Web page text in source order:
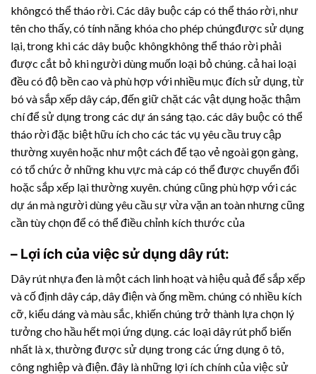
khôngcó thể tháo rời. Các dây buộc cáp có thể tháo rời, như
tên cho thấy, có tính năng khóa cho phép chúngđược sử dụng
lại, trong khi các dây buộc khôngkhông thể tháo rời phải
được cắt bỏ khi người dùng muốn loại bỏ chúng. cả hai loại
đều có độ bền cao và phù hợp với nhiều mục đích sử dụng, từ
bó và sắp xếp dây cáp, đến giữ chặt các vật dụng hoặc thậm
chí để sử dụng trong các dự án sáng tạo. các dây buộc có thể
tháo rời đặc biệt hữu ích cho các tác vụ yêu cầu truy cập
thường xuyên hoặc như một cách để tạo vẻ ngoài gọn gàng,
có tổ chức ở những khu vực mà cáp có thể được chuyển đổi
hoặc sắp xếp lại thường xuyên. chúng cũng phù hợp với các
dự án mà người dùng yêu cầu sự vừa vặn an toàn nhưng cũng
cần tùy chọn để có thể điều chỉnh kích thước của
– Lợi ích của việc sử dụng dây rút:
Dây rút nhựađen là một cách linh hoạt và hiệu quả để sắp xếp
và cố định dây cáp, dây điện và ống mềm. chúng có nhiều kích
cỡ, kiểu dáng và màu sắc, khiến chúng trở thành lựa chọn lý
tưởng cho hầu hết mọi ứng dụng. các loại dây rút phổ biến
nhất là x, thường được sử dụng trong các ứng dụng ô tô,
công nghiệp và điện. đây là những lợi ích chính của việc sử